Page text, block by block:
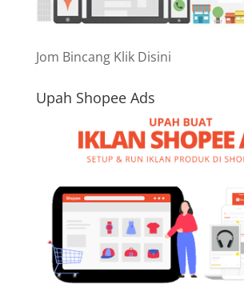
Jom Bincang Klik Disini
Upah Shopee Ads